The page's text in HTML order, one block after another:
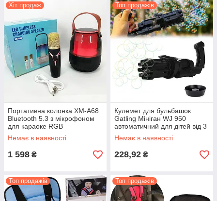
Хіт продаж
Портативна колонка XM-A68
Bluetooth 5.3 з мікрофоном
для караоке RGB
підсвічуванням
Немає в наявності
1 598 ₴
Топ продажів
Кулемет для бульбашок
Gatling Мініган WJ 950
автоматичний для дітей від 3
років створення мильних
бульбашок
Немає в наявності
228,92 ₴
Топ продажів Топ продажів